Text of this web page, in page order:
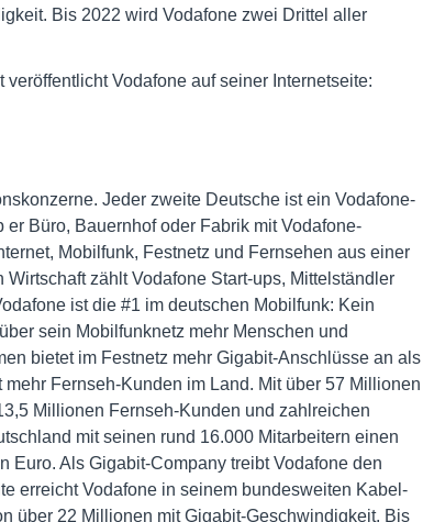
Bis 2022 wird Vodafone zwei Drittel aller
Vodafone auf seiner Internetseite:
Jeder zweite Deutsche ist ein Vodafone-
Büro, Bauernhof oder Fabrik mit Vodafone-
Mobilfunk, Festnetz und Fernsehen aus einer
zählt Vodafone Start-ups, Mittelständler
ist die #1 im deutschen Mobilfunk: Kein
sein Mobilfunknetz mehr Menschen und
bietet im Festnetz mehr Gigabit-Anschlüsse an als
Fernseh-Kunden im Land. Mit über 57 Millionen
Millionen Fernseh-Kunden und zahlreichen
mit seinen rund 16.000 Mitarbeitern einen
Euro. Als Gigabit-Company treibt Vodafone den
erreicht Vodafone in seinem bundesweiten Kabel-
über 22 Millionen mit Gigabit-Geschwindigkeit. Bis